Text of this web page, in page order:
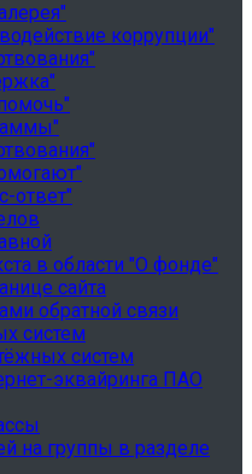
коррупции"
ответ"
в области "О фонде"
сайта
обратной связи
систем
систем
эквайринга ПАО
на группы в разделе